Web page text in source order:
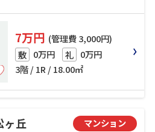
7万円 (管理費 3,000円)
敷 0万円 礼 0万円
3階 / 1R / 18.00㎡
ヶ丘 マンション